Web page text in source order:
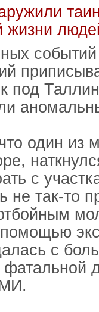
под
один из
с
не так-то
с
фатальной